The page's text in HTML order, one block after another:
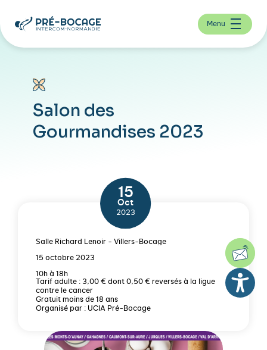
Menu
Salon des
Gourmandises 2023
15
Oct
2023
Salle Richard Lenoir - Villers-Bocage
15 octobre 2023
10h à 18h
Tarif adulte : 3,00 € dont 0,50 € reversés à la ligue
contre le cancer
Gratuit moins de 18 ans
Organisé par : UCIA Pré-Bocage